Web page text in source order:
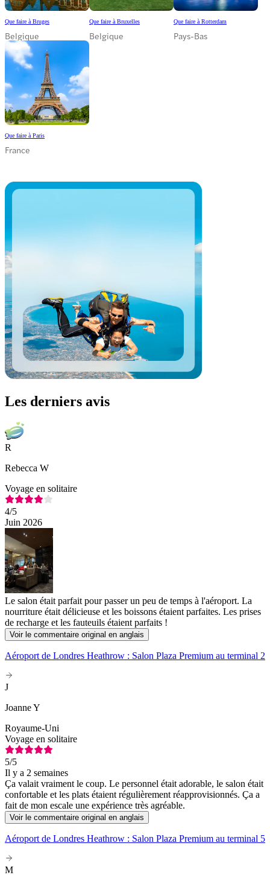
Que faire à Bruges
Belgique
Que faire à Bruxelles
Belgique
Que faire à Rotterdam
Pays-Bas
Que faire à Paris
France
Les derniers avis
R
Rebecca W
Voyage en solitaire
4/5
Juin 2026
Le salon était parfait pour passer un peu de temps à l'aéroport. La
nourriture était délicieuse et les boissons étaient parfaites. Les prises
de recharge et les fauteuils étaient parfaits !
Voir le commentaire original en anglais
Aéroport de Londres Heathrow : Salon Plaza Premium au terminal 2
J
Joanne Y
Royaume-Uni
Voyage en solitaire
5/5
Il y a 2 semaines
Ça valait vraiment le coup. Le personnel était adorable, le salon était
confortable et les plats étaient régulièrement réapprovisionnés. Ça a
fait de mon escale une expérience très agréable.
Voir le commentaire original en anglais
Aéroport de Londres Heathrow : Salon Plaza Premium au terminal 5
M